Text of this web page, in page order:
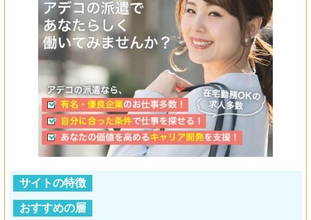
サイトの特徴
おすすめの層